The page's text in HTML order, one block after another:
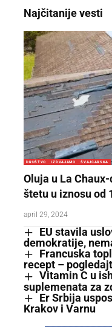
Najčitanije vesti
DRUŠTVO IZDVAJAMO ŠVAJCARSKA
Oluja u La
štetu u iznosu od
april 29, 2024
EU stavila
demokratije,
Francuska
recept –
Vitamin C u
suplemenata za
Er Srbija
Krakov i Varnu